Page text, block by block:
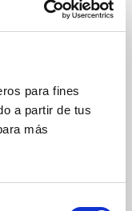
para fines
a partir de tus
más
distribuidas de forma
como ocurre en
se presenta el ADN
de la
cambios que se
activación de grupos
epigenéticos